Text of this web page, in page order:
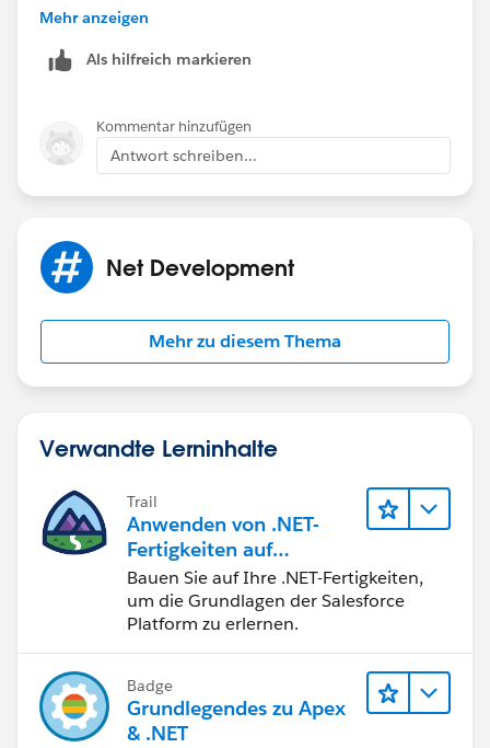
single parameter(sObject type of array), so i create
using salesforce record id in Task object.
SforceService sfService = new SforceService();
Task task=new Task();
task.WhatId="record id";
task.description="test";
.
.
arra[0]=task;
sfService.Create(array);
class and its Create methods takes more parameters
soapClient.create(sessionHeader, options, new
AssignmentRuleHeader(), new MruHeader(), new
AllowFieldTruncationHeader(),
new DisableFeedTrackingHeader(), new
StreamingEnabledHeader(), new AllOrNoneHeader(),
new DebuggingHeader(), Version, new
EmailHeader(),array ,
out info, out saveResult);
In this method call "array" is Task object.
Mehr anzeigen
Als hilfreich markieren
Kommentar hinzufügen
Antwort schreiben...
Net Development
Mehr zu diesem Thema
Verwandte Lerninhalte
Trail
Anwenden von .NET-
Fertigkeiten auf
Salesforce
Bauen Sie auf Ihre .NET-Fertigkeiten,
um die Grundlagen der Salesforce
Platform zu erlernen.
Badge
Grundlegendes zu Apex
& .NET